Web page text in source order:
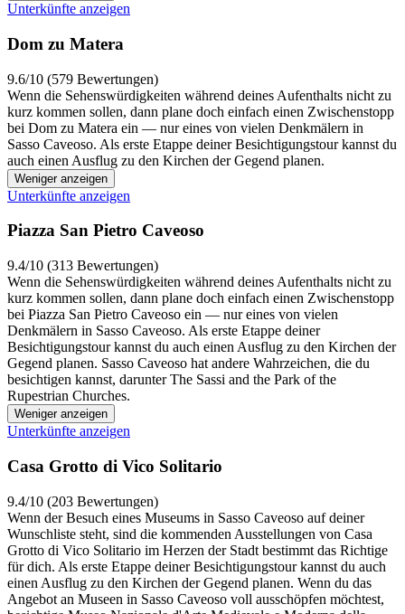
Unterkünfte anzeigen
Dom zu Matera
9.6/10 (579 Bewertungen)
Wenn die Sehenswürdigkeiten während deines Aufenthalts nicht zu
kurz kommen sollen, dann plane doch einfach einen Zwischenstopp
bei Dom zu Matera ein — nur eines von vielen Denkmälern in
Sasso Caveoso. Als erste Etappe deiner Besichtigungstour kannst du
auch einen Ausflug zu den Kirchen der Gegend planen.
Weniger anzeigen
Unterkünfte anzeigen
Piazza San Pietro Caveoso
9.4/10 (313 Bewertungen)
Wenn die Sehenswürdigkeiten während deines Aufenthalts nicht zu
kurz kommen sollen, dann plane doch einfach einen Zwischenstopp
bei Piazza San Pietro Caveoso ein — nur eines von vielen
Denkmälern in Sasso Caveoso. Als erste Etappe deiner
Besichtigungstour kannst du auch einen Ausflug zu den Kirchen der
Gegend planen. Sasso Caveoso hat andere Wahrzeichen, die du
besichtigen kannst, darunter The Sassi and the Park of the
Rupestrian Churches.
Weniger anzeigen
Unterkünfte anzeigen
Casa Grotto di Vico Solitario
9.4/10 (203 Bewertungen)
Wenn der Besuch eines Museums in Sasso Caveoso auf deiner
Wunschliste steht, sind die kommenden Ausstellungen von Casa
Grotto di Vico Solitario im Herzen der Stadt bestimmt das Richtige
für dich. Als erste Etappe deiner Besichtigungstour kannst du auch
einen Ausflug zu den Kirchen der Gegend planen. Wenn du das
Angebot an Museen in Sasso Caveoso voll ausschöpfen möchtest,